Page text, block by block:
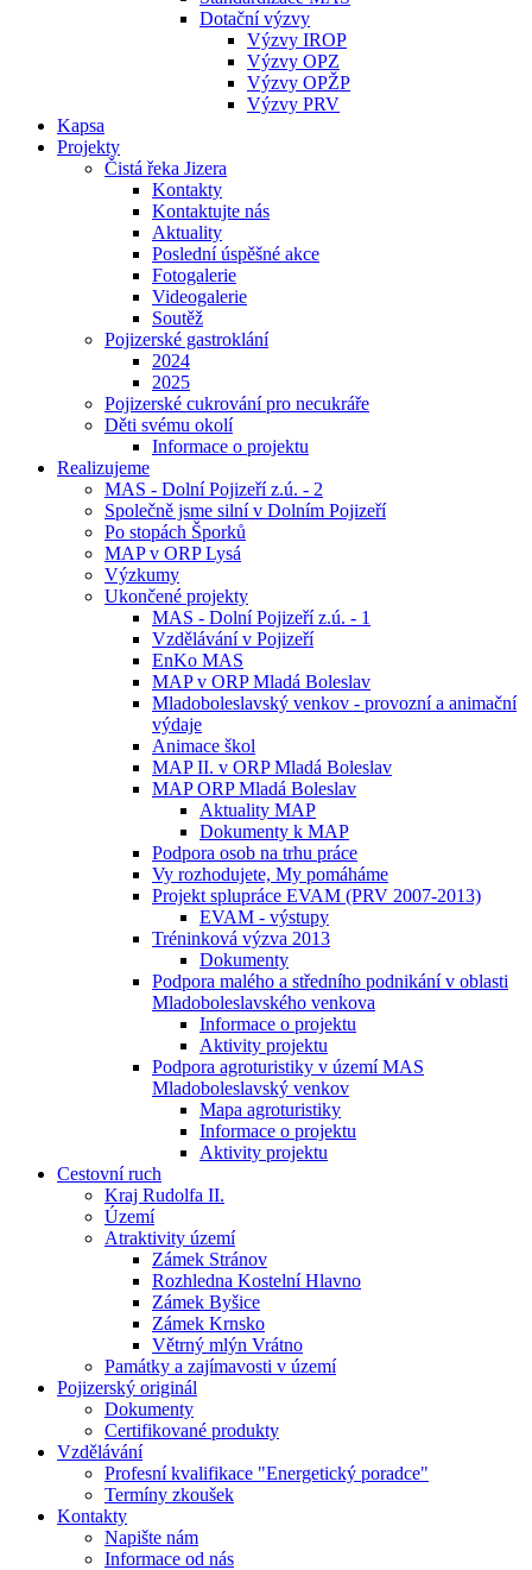
Dotační výzvy
Výzvy IROP
Výzvy OPZ
Výzvy OPŽP
Výzvy PRV
Kapsa
Projekty
Čistá řeka Jizera
Kontakty
Kontaktujte nás
Aktuality
Poslední úspěšné akce
Fotogalerie
Videogalerie
Soutěž
Pojizerské gastroklání
2024
2025
Pojizerské cukrování pro necukráře
Děti svému okolí
Informace o projektu
Realizujeme
MAS - Dolní Pojizeří z.ú. - 2
Společně jsme silní v Dolním Pojizeří
Po stopách Šporků
MAP v ORP Lysá
Výzkumy
Ukončené projekty
MAS - Dolní Pojizeří z.ú. - 1
Vzdělávání v Pojizeří
EnKo MAS
MAP v ORP Mladá Boleslav
Mladoboleslavský venkov - provozní a animační
výdaje
Animace škol
MAP II. v ORP Mladá Boleslav
MAP ORP Mladá Boleslav
Aktuality MAP
Dokumenty k MAP
Podpora osob na trhu práce
Vy rozhodujete, My pomáháme
Projekt splupráce EVAM (PRV 2007-2013)
EVAM - výstupy
Tréninková výzva 2013
Dokumenty
Podpora malého a středního podnikání v oblasti
Mladoboleslavského venkova
Informace o projektu
Aktivity projektu
Podpora agroturistiky v území MAS
Mladoboleslavský venkov
Mapa agroturistiky
Informace o projektu
Aktivity projektu
Cestovní ruch
Kraj Rudolfa II.
Území
Atraktivity území
Zámek Stránov
Rozhledna Kostelní Hlavno
Zámek Byšice
Zámek Krnsko
Větrný mlýn Vrátno
Památky a zajímavosti v území
Pojizerský originál
Dokumenty
Certifikované produkty
Vzdělávání
Profesní kvalifikace "Energetický poradce"
Termíny zkoušek
Kontakty
Napište nám
Informace od nás